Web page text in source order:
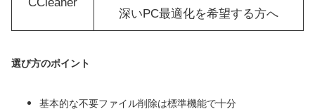
深いPC最適化を希望する方へ
選び方のポイント
基本的な不要ファイル削除は標準機能で十分